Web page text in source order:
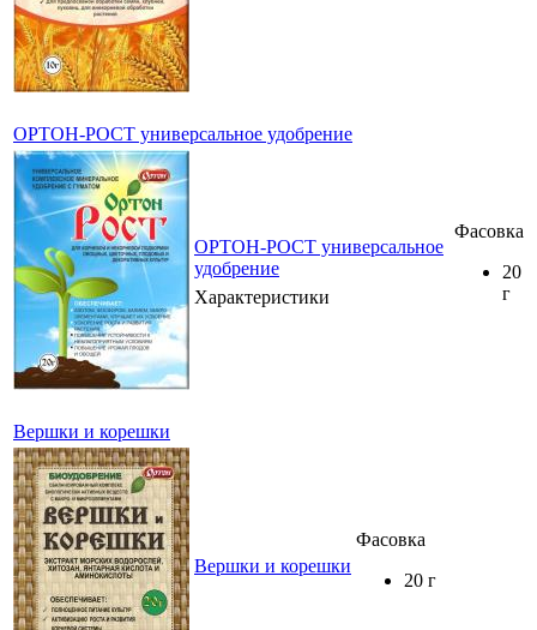
ОРТОН-РОСТ универсальное удобрение
ОРТОН-РОСТ универсальное
удобрение
Характеристики
Фасовка
20
г
Вершки и корешки
Вершки и корешки
Фасовка
20 г